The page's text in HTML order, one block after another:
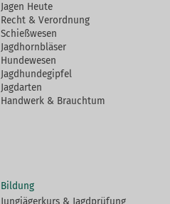
Jagen Heute
Recht & Verordnung
Schießwesen
Jagdhornbläser
Hundewesen
Jagdhundegipfel
Jagdarten
Handwerk & Brauchtum
Bildung